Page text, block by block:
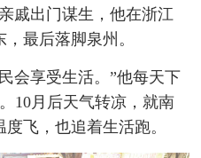
戚出门谋生，他在浙江
最后落脚泉州。
会享受生活。”他每天下
10月后天气转凉，就南
飞，也追着生活跑。